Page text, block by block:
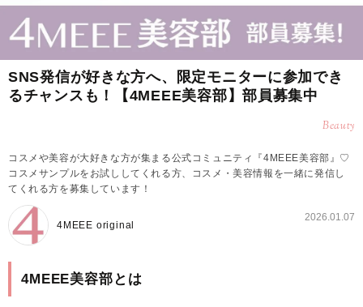
SNS発信が好きな方へ、限定モニターに参加でき
るチャンスも！【4MEEE美容部】部員募集中
Beauty
コスメや美容が大好きな方が集まる公式コミュニティ『4MEEE美容部』♡
コスメサンプルをお試ししてくれる方、コスメ・美容情報を一緒に発信し
てくれる方を募集しています！
4MEEE original
2026.01.07
4MEEE美容部とは